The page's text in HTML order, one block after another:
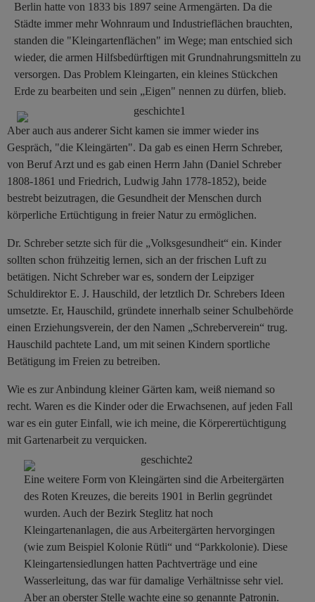
Berlin hatte von 1833 bis 1897 seine Armengärten. Da die
Städte immer mehr Wohnraum und Industrieflächen brauchten,
standen die "Kleingartenflächen" im Wege; man entschied sich
wieder, die armen Hilfsbedürftigen mit Grundnahrungsmitteln zu
versorgen. Das Problem Kleingarten, ein kleines Stückchen
Erde zu bearbeiten und sein „Eigen" nennen zu dürfen, blieb.
Aber auch aus anderer Sicht kamen sie immer wieder ins
Gespräch, "die Kleingärten". Da gab es einen Herrn Schreber,
von Beruf Arzt und es gab einen Herrn Jahn (Daniel Schreber
1808-1861 und Friedrich, Ludwig Jahn 1778-1852), beide
bestrebt beizutragen, die Gesundheit der Menschen durch
körperliche Ertüchtigung in freier Natur zu ermöglichen.
Dr. Schreber setzte sich für die „Volksgesundheit“ ein. Kinder
sollten schon frühzeitig lernen, sich an der frischen Luft zu
betätigen. Nicht Schreber war es, sondern der Leipziger
Schuldirektor E. J. Hauschild, der letztlich Dr. Schrebers Ideen
umsetzte. Er, Hauschild, gründete innerhalb seiner Schulbehörde
einen Erziehungsverein, der den Namen „Schreberverein“ trug.
Hauschild pachtete Land, um mit seinen Kindern sportliche
Betätigung im Freien zu betreiben.
Wie es zur Anbindung kleiner Gärten kam, weiß niemand so
recht. Waren es die Kinder oder die Erwachsenen, auf jeden Fall
war es ein guter Einfall, wie ich meine, die Körperertüchtigung
mit Gartenarbeit zu verquicken.
Eine weitere Form von Kleingärten sind die Arbeitergärten
des Roten Kreuzes, die bereits 1901 in Berlin gegründet
wurden. Auch der Bezirk Steglitz hat noch
Kleingartenanlagen, die aus Arbeitergärten hervorgingen
(wie zum Beispiel Kolonie Rütli“ und “Parkkolonie). Diese
Kleingartensiedlungen hatten Pachtverträge und eine
Wasserleitung, das war für damalige Verhältnisse sehr viel.
Aber an oberster Stelle wachte eine so genannte Patronin.